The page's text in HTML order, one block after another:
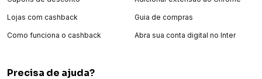
Lojas com cashback
Como funciona o cashback
Guia de compras
Abra sua conta digital no Inter
Precisa de ajuda?